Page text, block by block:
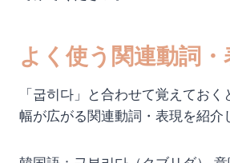
よく使う関連動詞・
「굽히다」と合わせて覚えてお
幅が広がる関連動詞・表現を紹介